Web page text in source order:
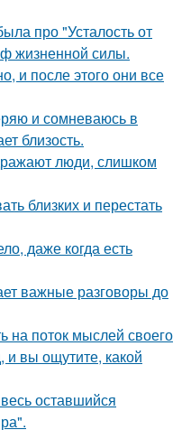
про "Усталость от
жизненной силы.
и после этого они все
и сомневаюсь в
близость.
люди, слишком
близких и перестать
даже когда есть
важные разговоры до
на поток мыслей своего
и вы ощутите, какой
оставшийся